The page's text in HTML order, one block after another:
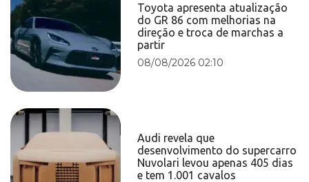
Toyota apresenta atualização
do GR 86 com melhorias na
direção e troca de marchas a
partir
08/08/2026 02:10
Audi revela que
desenvolvimento do supercarro
Nuvolari levou apenas 405 dias
e tem 1.001 cavalos